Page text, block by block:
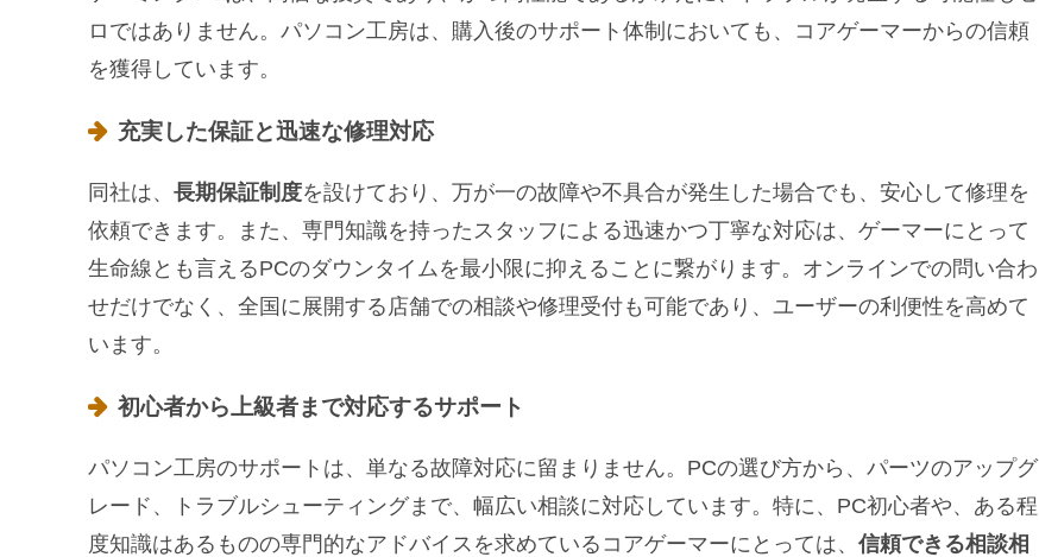
ロではありません。パソコン工房は、購入後のサポート体制においても、コアゲーマーからの信頼
を獲得しています。
充実した保証と迅速な修理対応
同社は、 長期保証制度を設けており、万が一の故障や不具合が発生した場合でも、安心して修理を
依頼できます。また、専門知識を持ったスタッフによる迅速かつ丁寧な対応は、ゲーマーにとって
生命線とも言えるPCのダウンタイムを最小限に抑えることに繋がります。オンラインでの問い合わ
せだけでなく、全国に展開する店舗での相談や修理受付も可能であり、ユーザーの利便性を高めて
います。
初心者から上級者まで対応するサポート
パソコン工房のサポートは、単なる故障対応に留まりません。PCの選び方から、パーツのアップグ
レード、トラブルシューティングまで、幅広い相談に対応しています。特に、PC初心者や、ある程
度知識はあるものの専門的なアドバイスを求めているコアゲーマーにとっては、 信頼できる相談相